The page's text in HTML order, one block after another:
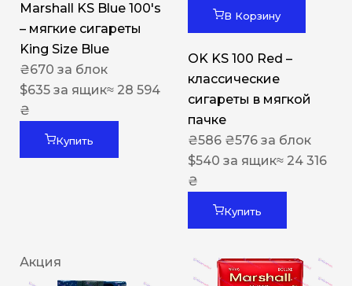
Marshall KS Blue 100's
– мягкие сигареты
King Size Blue
₴670 за блок
$635 за ящик≈ 28 594
₴
Купить
В Корзину
OK KS 100 Red –
классические
сигареты в мягкой
пачке
₴586 ₴576 за блок
$540 за ящик≈ 24 316
₴
Купить
Акция